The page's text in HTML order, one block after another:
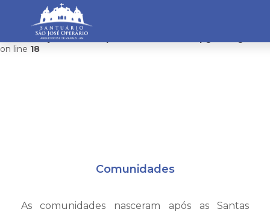
: mysqli_connect(): Headers and client library minor
version mismatch. Headers:101113 Library:100505 in
/home/saojosemanaus/public_html/restrito/pg/
on line 18
Comunidades
As comunidades nasceram após as Santas